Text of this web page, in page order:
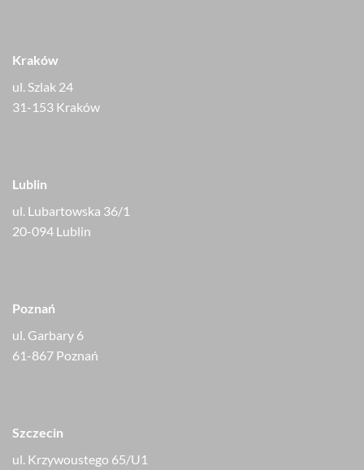
Kraków
ul. Szlak 24
31-153 Kraków
Lublin
ul. Lubartowska 36/1
20-094 Lublin
Poznań
ul. Garbary 6
61-867 Poznań
Szczecin
ul. Krzywoustego 65/U1